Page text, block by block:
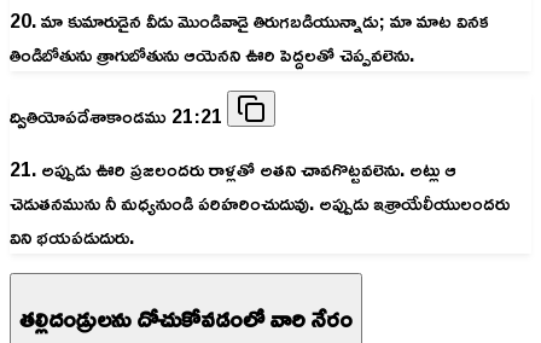
20. మా కుమారుడైన వీడు మొండివాడై తిరుగబడియున్నాడు; మా మాట వినక
తిండిబోతును త్రాగుబోతును ఆయెనని ఊరి పెద్దలతో చెప్పవలెను.
ద్వితియోపదేశాకాండము 21:21
21. అప్పుడు ఊరి ప్రజలందరు రాళ్లతో అతని చావగొట్టవలెను. అట్లు ఆ
చెడుతనమును నీ మధ్యనుండి పరిహరించుదువు. అప్పుడు ఇశ్రాయేలీయులందరు
విని భయపడుదురు.
తల్లిదండ్రులను దోచుకోవడంలో వారి నేరం